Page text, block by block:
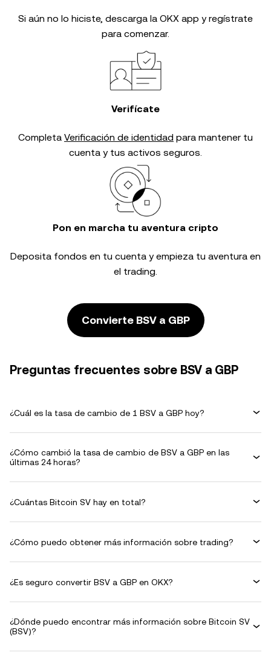
Si aún no lo hiciste, descarga la OKX app y regístrate
para comenzar.
Verifícate
Completa Verificación de identidad para mantener tu
cuenta y tus activos seguros.
Pon en marcha tu aventura cripto
Deposita fondos en tu cuenta y empieza tu aventura en
el trading.
Convierte BSV a GBP
Preguntas frecuentes sobre BSV a GBP
¿Cuál es la tasa de cambio de 1 BSV a GBP hoy?
¿Cómo cambió la tasa de cambio de BSV a GBP en las
últimas 24 horas?
¿Cuántas Bitcoin SV hay en total?
¿Cómo puedo obtener más información sobre trading?
¿Es seguro convertir BSV a GBP en OKX?
¿Dónde puedo encontrar más información sobre Bitcoin SV
(BSV)?